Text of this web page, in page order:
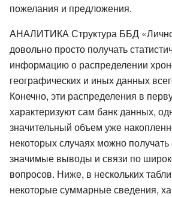
пожелания и предложения.
АНАЛИТИКА Структура ББД
довольно просто получать
информацию о распределении
географических и иных данных
Конечно, эти распределения в
характеризуют сам банк данных,
значительный объем уже
некоторых случаях можно получать
значимые выводы и связи по
вопросов. Ниже, в нескольких
некоторые суммарные сведения,